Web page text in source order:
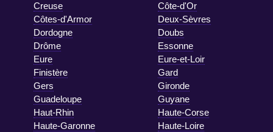
Creuse
Côte-d'Or
Côtes-d'Armor
Deux-Sèvres
Dordogne
Doubs
Drôme
Essonne
Eure
Eure-et-Loir
Finistère
Gard
Gers
Gironde
Guadeloupe
Guyane
Haut-Rhin
Haute-Corse
Haute-Garonne
Haute-Loire